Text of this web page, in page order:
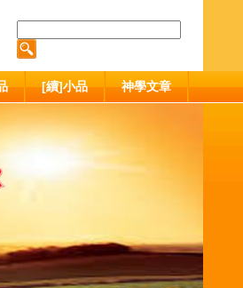
[續]小品 神學文章